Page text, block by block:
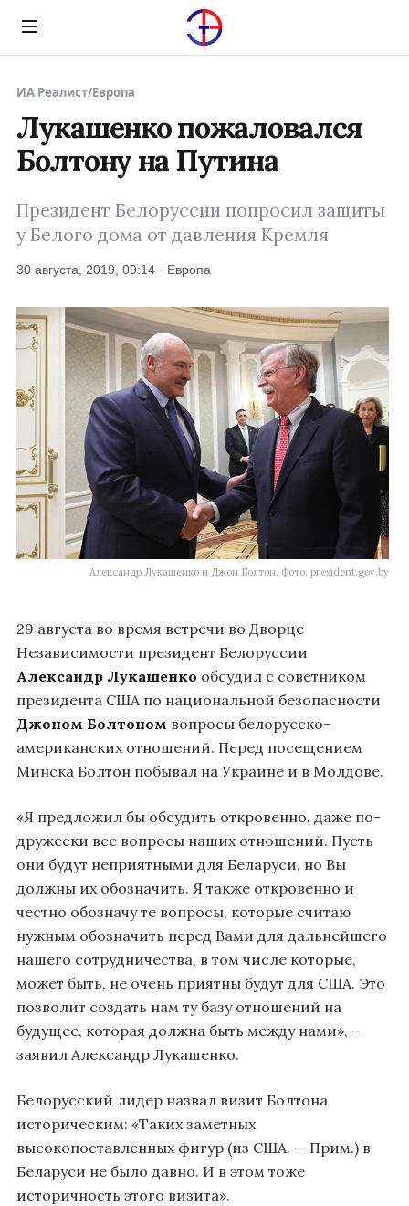
Menu
ИА Реалист/Европа
Лукашенко пожаловался
Болтону на Путина
Президент Белоруссии попросил защиты
у Белого дома от давления Кремля
30 августа, 2019, 09:14 · Европа
Александр Лукашенко и Джон Болтон. Фото: president.gov.by
29 августа во время встречи во Дворце
Независимости президент Белоруссии
Александр Лукашенко обсудил с советником
президента США по национальной безопасности
Джоном Болтоном вопросы белорусско-
американских отношений. Перед посещением
Минска Болтон побывал на Украине и в Молдове.
«Я предложил бы обсудить откровенно, даже по-
дружески все вопросы наших отношений. Пусть
они будут неприятными для Беларуси, но Вы
должны их обозначить. Я также откровенно и
честно обозначу те вопросы, которые считаю
нужным обозначить перед Вами для дальнейшего
нашего сотрудничества, в том числе которые,
может быть, не очень приятны будут для США. Это
позволит создать нам ту базу отношений на
будущее, которая должна быть между нами», –
заявил Александр Лукашенко.
Белорусский лидер назвал визит Болтона
историческим: «Таких заметных
высокопоставленных фигур (из США. — Прим.) в
Беларуси не было давно. И в этом тоже
историчность этого визита».